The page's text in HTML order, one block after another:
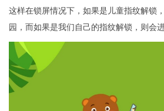
这样在锁屏情况下，如果是儿童指纹解锁
园，而如果是我们自己的指纹解锁，则会